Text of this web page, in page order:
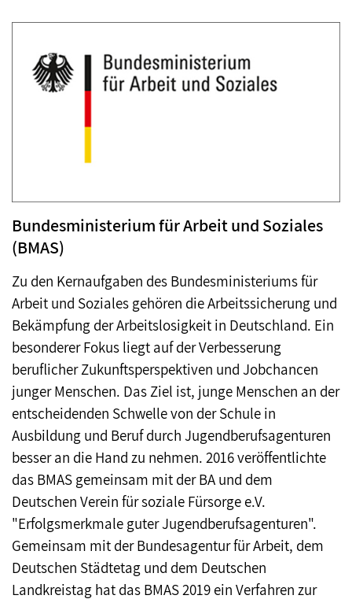
Bundesministerium für Arbeit und Soziales
(BMAS)
Zu den Kernaufgaben des Bundesministeriums für
Arbeit und Soziales gehören die Arbeitssicherung und
Bekämpfung der Arbeitslosigkeit in Deutschland. Ein
besonderer Fokus liegt auf der Verbesserung
beruflicher Zukunftsperspektiven und Jobchancen
junger Menschen. Das Ziel ist, junge Menschen an der
entscheidenden Schwelle von der Schule in
Ausbildung und Beruf durch Jugendberufsagenturen
besser an die Hand zu nehmen. 2016 veröffentlichte
das BMAS gemeinsam mit der BA und dem
Deutschen Verein für soziale Fürsorge e.V.
"Erfolgsmerkmale guter Jugendberufsagenturen".
Gemeinsam mit der Bundesagentur für Arbeit, dem
Deutschen Städtetag und dem Deutschen
Landkreistag hat das BMAS 2019 ein Verfahren zur